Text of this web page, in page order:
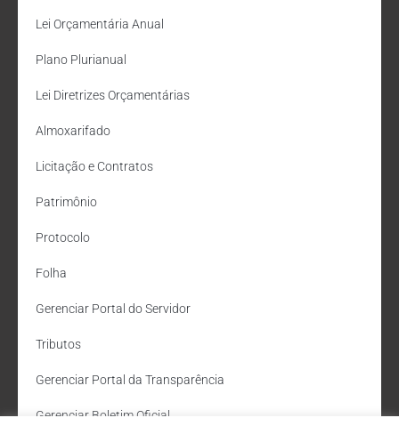
Lei Orçamentária Anual
Plano Plurianual
Lei Diretrizes Orçamentárias
Almoxarifado
Licitação e Contratos
Patrimônio
Protocolo
Folha
Gerenciar Portal do Servidor
Tributos
Gerenciar Portal da Transparência
Gerenciar Boletim Oficial